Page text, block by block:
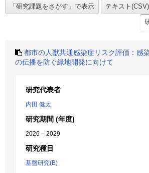
都市の人獣共通感染症リスク評価：感
の伝播を防ぐ緑地開発に向けて
研究代表者
内田 健太
研究期間 (年度)
2026 – 2029
研究種目
基盤研究(B)